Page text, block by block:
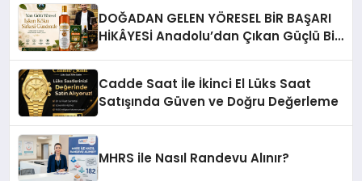
DOĞADAN GELEN YÖRESEL BİR BAŞARI
HİKÂYESİ Anadolu’dan Çıkan Güçlü Bir
Cadde Saat İle İkinci El Lüks Saat
Satışında Güven ve Doğru Değerleme
MHRS ile Nasıl Randevu Alınır?